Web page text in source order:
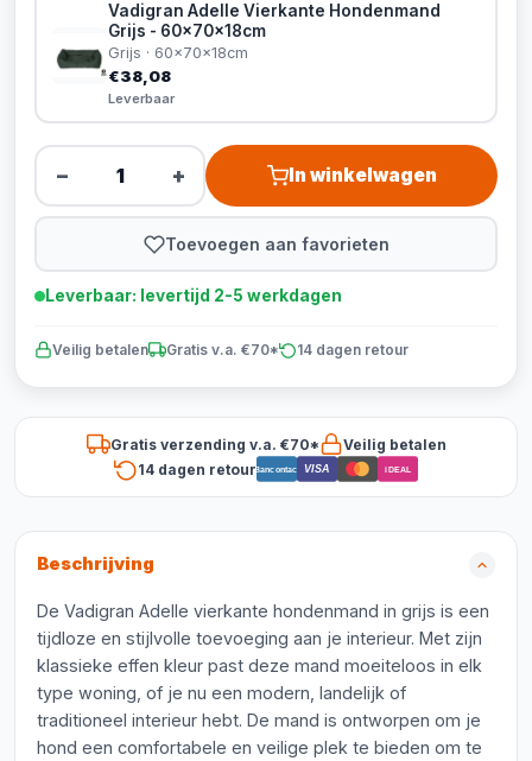
Vadigran Adelle Vierkante Hondenmand
Grijs - 60x70x18cm
Grijs · 60x70x18cm
€38,08
Leverbaar
− + In winkelwagen
Toevoegen aan favorieten
Leverbaar: levertijd 2-5 werkdagen
Veilig betalen Gratis v.a. €70* 14 dagen retour
Gratis verzending v.a. €70*
Veilig betalen
14 dagen retourBancontact VISA iDEAL
Beschrijving
De Vadigran Adelle vierkante hondenmand in grijs is een
tijdloze en stijlvolle toevoeging aan je interieur. Met zijn
klassieke effen kleur past deze mand moeiteloos in elk
type woning, of je nu een modern, landelijk of
traditioneel interieur hebt. De mand is ontworpen om je
hond een comfortabele en veilige plek te bieden om te